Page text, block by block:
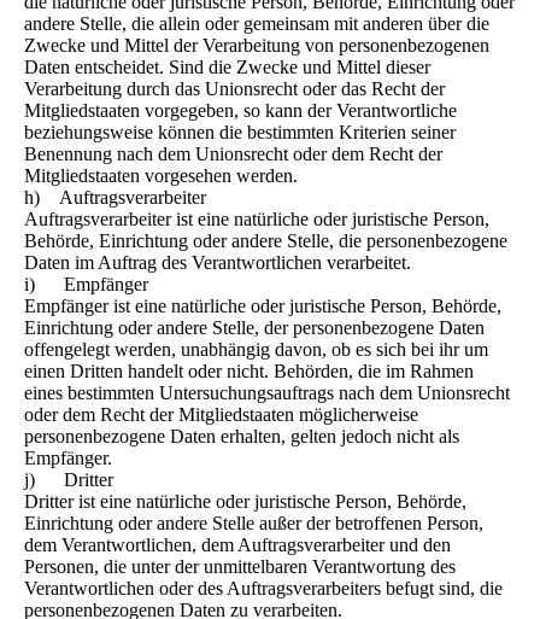
andere Stelle, die allein oder gemeinsam mit anderen über die
Zwecke und Mittel der Verarbeitung von personenbezogenen
Daten entscheidet. Sind die Zwecke und Mittel dieser
Verarbeitung durch das Unionsrecht oder das Recht der
Mitgliedstaaten vorgegeben, so kann der Verantwortliche
beziehungsweise können die bestimmten Kriterien seiner
Benennung nach dem Unionsrecht oder dem Recht der
Mitgliedstaaten vorgesehen werden.
h) Auftragsverarbeiter
Auftragsverarbeiter ist eine natürliche oder juristische Person,
Behörde, Einrichtung oder andere Stelle, die personenbezogene
Daten im Auftrag des Verantwortlichen verarbeitet.
i) Empfänger
Empfänger ist eine natürliche oder juristische Person, Behörde,
Einrichtung oder andere Stelle, der personenbezogene Daten
offengelegt werden, unabhängig davon, ob es sich bei ihr um
einen Dritten handelt oder nicht. Behörden, die im Rahmen
eines bestimmten Untersuchungsauftrags nach dem Unionsrecht
oder dem Recht der Mitgliedstaaten möglicherweise
personenbezogene Daten erhalten, gelten jedoch nicht als
Empfänger.
j) Dritter
Dritter ist eine natürliche oder juristische Person, Behörde,
Einrichtung oder andere Stelle außer der betroffenen Person,
dem Verantwortlichen, dem Auftragsverarbeiter und den
Personen, die unter der unmittelbaren Verantwortung des
Verantwortlichen oder des Auftragsverarbeiters befugt sind, die
personenbezogenen Daten zu verarbeiten.